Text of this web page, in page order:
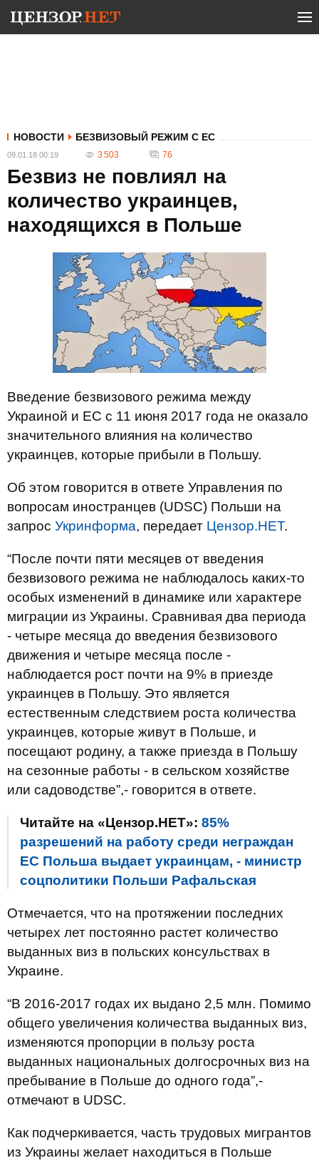
НОВОСТИ БЕЗВИЗОВЫЙ РЕЖИМ С ЕС
09.01.18 00:19 3 503 76
Безвиз не повлиял на
количество украинцев,
находящихся в Польше
Введение безвизового режима между
Украиной и ЕС с 11 июня 2017 года не оказало
значительного влияния на количество
украинцев, которые прибыли в Польшу.
Об этом говорится в ответе Управления по
вопросам иностранцев (UDSC) Польши на
запрос Укринформа, передает Цензор.НЕТ.
“После почти пяти месяцев от введения
безвизового режима не наблюдалось каких-то
особых изменений в динамике или характере
миграции из Украины. Сравнивая два периода
- четыре месяца до введения безвизового
движения и четыре месяца после -
наблюдается рост почти на 9% в приезде
украинцев в Польшу. Это является
естественным следствием роста количества
украинцев, которые живут в Польше, и
посещают родину, а также приезда в Польшу
на сезонные работы - в сельском хозяйстве
или садоводстве”,- говорится в ответе.
Читайте на «Цензор.НЕТ»: 85%
разрешений на работу среди неграждан
ЕС Польша выдает украинцам, - министр
соцполитики Польши Рафальская
Отмечается, что на протяжении последних
четырех лет постоянно растет количество
выданных виз в польских консульствах в
Украине.
“В 2016-2017 годах их выдано 2,5 млн. Помимо
общего увеличения количества выданных виз,
изменяются пропорции в пользу роста
выданных национальных долгосрочных виз на
пребывание в Польше до одного года”,-
отмечают в UDSC.
Как подчеркивается, часть трудовых мигрантов
из Украины желает находиться в Польше